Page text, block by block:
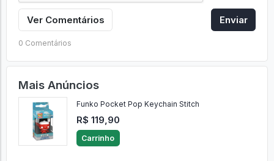
Ver Comentários Enviar
0 Comentários
Mais Anúncios
Funko Pocket Pop Keychain Stitch
R$ 119,90
Carrinho